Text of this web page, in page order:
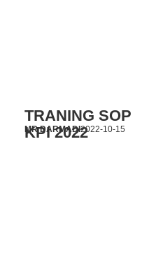
TRANING SOP
KPI 2022
MR DARMADI2022-10-15